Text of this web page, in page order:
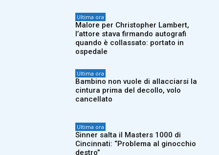
Ultima ora
Malore per Christopher Lambert,
l’attore stava firmando autografi
quando è collassato: portato in
ospedale
Ultima ora
Bambino non vuole di allacciarsi la
cintura prima del decollo, volo
cancellato
Ultima ora
Sinner salta il Masters 1000 di
Cincinnati: “Problema al ginocchio
destro”